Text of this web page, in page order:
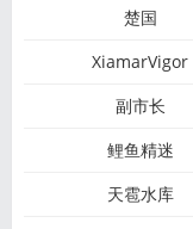
楚国
XiamarVigor
副市长
鲤鱼精迷
天雹水库